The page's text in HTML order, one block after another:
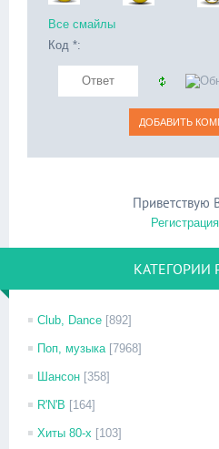
Все смайлы
Код *:
Приветствую
Регистрация
КАТЕГОРИИ
Club, Dance [892]
Поп, музыка [7968]
Шансон [358]
R'N'B [164]
Хиты 80-х [103]